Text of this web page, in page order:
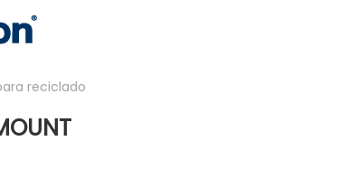
reciclado